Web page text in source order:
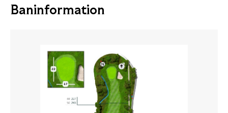
Baninformation